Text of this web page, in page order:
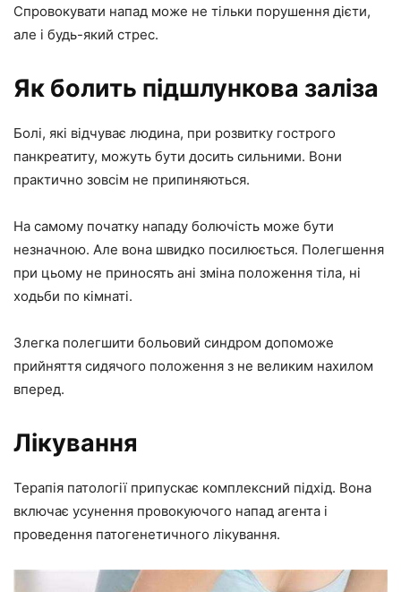
Спровокувати напад може не тільки порушення дієти,
але і будь-який стрес.
Як болить підшлункова заліза
Болі, які відчуває людина, при розвитку гострого
панкреатиту, можуть бути досить сильними. Вони
практично зовсім не припиняються.
На самому початку нападу болючість може бути
незначною. Але вона швидко посилюється. Полегшення
при цьому не приносять ані зміна положення тіла, ні
ходьби по кімнаті.
Злегка полегшити больовий синдром допоможе
прийняття сидячого положення з не великим нахилом
вперед.
Лікування
Терапія патології припускає комплексний підхід. Вона
включає усунення провокуючого напад агента і
проведення патогенетичного лікування.